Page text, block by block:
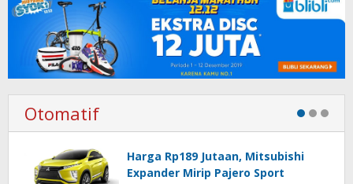
Otomatif
Harga Rp189 Jutaan, Mitsubishi
Expander Mirip Pajero Sport